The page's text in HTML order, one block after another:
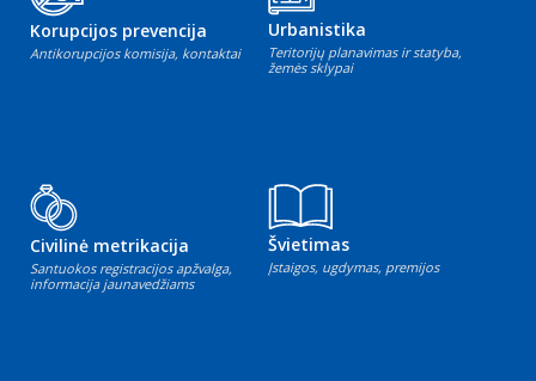
Korupcijos prevencija
Antikorupcijos komisija, kontaktai
Urbanistika
Teritorijų planavimas ir statyba,
žemės sklypai
Civilinė metrikacija
Santuokos registracijos apžvalga,
informacija jaunavedžiams
Švietimas
Įstaigos, ugdymas, premijos